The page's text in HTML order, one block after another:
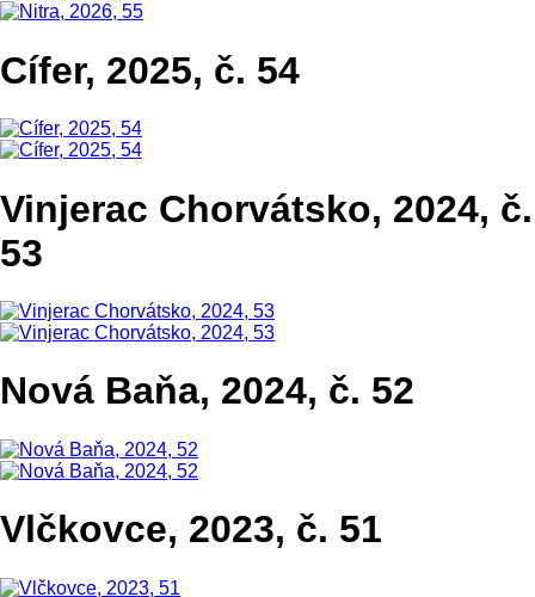
Cífer, 2025, č. 54
Vinjerac Chorvátsko, 2024, č.
53
Nová Baňa, 2024, č. 52
Vlčkovce, 2023, č. 51